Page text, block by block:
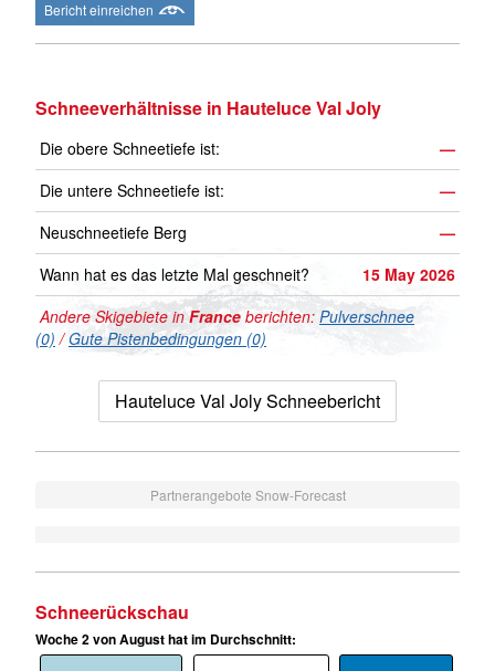
Bericht einreichen
Schneeverhältnisse in Hauteluce Val Joly
Die obere Schneetiefe ist:
—
Die untere Schneetiefe ist:
—
Neuschneetiefe Berg
—
Wann hat es das letzte Mal geschneit?
15 May 2026
Andere Skigebiete inFrance berichten: Pulverschnee
(0) /Gute Pistenbedingungen (0)
Hauteluce Val Joly Schneebericht
Partnerangebote Snow-Forecast
Schneerückschau
Woche 2 von August hat im Durchschnitt: